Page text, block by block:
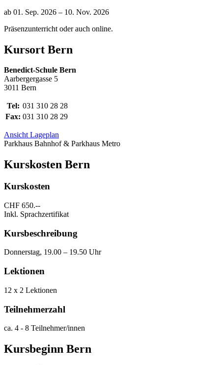
ab 01. Sep. 2026 – 10. Nov. 2026
Präsenzunterricht oder auch online.
Kursort Bern
Benedict-Schule Bern
Aarbergergasse 5
3011 Bern
Tel: 031 310 28 28
Fax: 031 310 28 29
Ansicht Lageplan
Parkhaus Bahnhof & Parkhaus Metro
Kurskosten Bern
Kurskosten
CHF 650.--
Inkl. Sprachzertifikat
Kursbeschreibung
Donnerstag, 19.00 – 19.50 Uhr
Lektionen
12 x 2 Lektionen
Teilnehmerzahl
ca. 4 - 8 Teilnehmer/innen
Kursbeginn Bern